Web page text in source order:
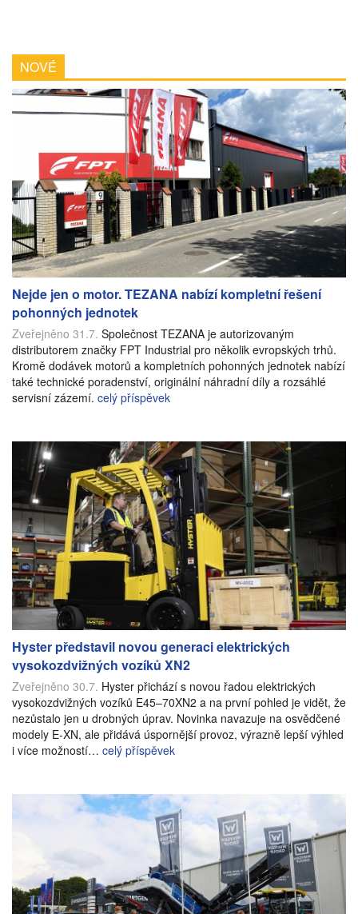
NOVÉ
Nejde jen o motor. TEZANA nabízí kompletní řešení
pohonných jednotek
Zveřejněno 31.7. Společnost TEZANA je autorizovaným
distributorem značky FPT Industrial pro několik evropských trhů.
Kromě dodávek motorů a kompletních pohonných jednotek nabízí
také technické poradenství, originální náhradní díly a rozsáhlé
servisní zázemí. celý příspěvek
Hyster představil novou generaci elektrických
vysokozdvižných vozíků XN2
Zveřejněno 30.7. Hyster přichází s novou řadou elektrických
vysokozdvižných vozíků E45–70XN2 a na první pohled je vidět, že
nezůstalo jen u drobných úprav. Novinka navazuje na osvědčené
modely E-XN, ale přidává úspornější provoz, výrazně lepší výhled
i více možností… celý příspěvek